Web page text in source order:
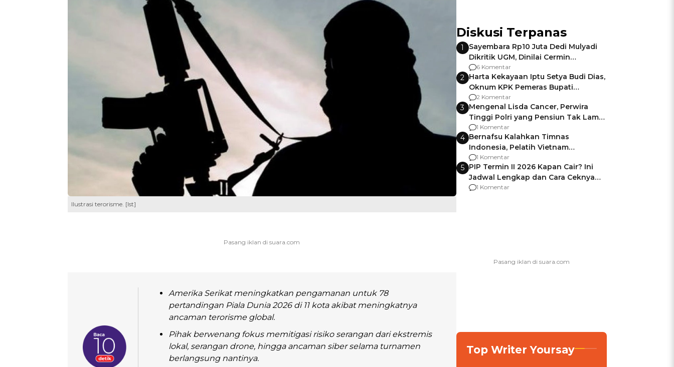
Ilustrasi terorisme. [Ist]
Amerika Serikat meningkatkan pengamanan untuk 78
pertandingan Piala Dunia 2026 di 11 kota akibat meningkatnya
ancaman terorisme global.
Pihak berwenang fokus memitigasi risiko serangan dari ekstremis
lokal, serangan drone, hingga ancaman siber selama turnamen
berlangsung nantinya.
Diskusi Terpanas
1
Sayembara Rp10 Juta Dedi Mulyadi
Dikritik UGM, Dinilai Cermin
Gagalnya Negara Jamin Keamanan
6 Komentar
2 Harta Kekayaan Iptu Setya Budi Dias,
Oknum KPK Pemeras Bupati
Pemalang
2 Komentar
3 Mengenal Lisda Cancer, Perwira
Tinggi Polri yang Pensiun Tak Lama
Usai Jadi Brigjen
1 Komentar
4 Bernafsu Kalahkan Timnas
Indonesia, Pelatih Vietnam
Berencana Pakai Jimat di Pakansari
1 Komentar
5 PIP Termin II 2026 Kapan Cair? Ini
Jadwal Lengkap dan Cara Ceknya
agar Dana Tidak Hangus!
1 Komentar
Top Writer Yoursay